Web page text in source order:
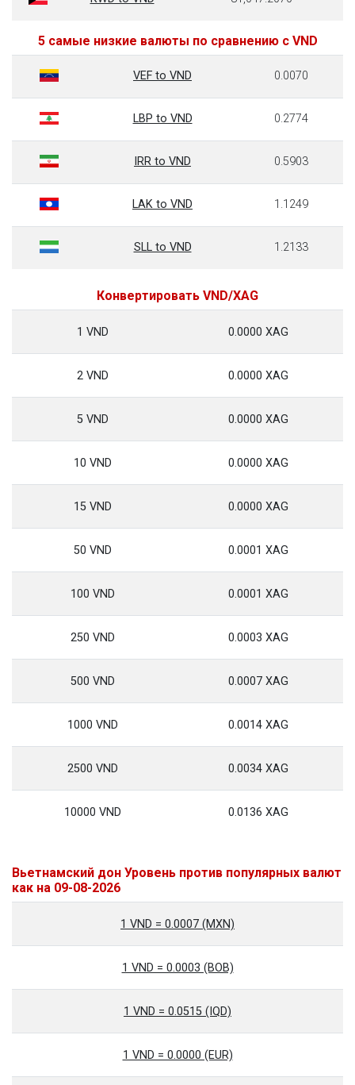
5 самые низкие валюты по сравнению с VND
VEF to VND 0.0070
LBP to VND 0.2774
IRR to VND 0.5903
LAK to VND 1.1249
SLL to VND 1.2133
Конвертировать VND/XAG
1 VND 0.0000 XAG
2 VND 0.0000 XAG
5 VND 0.0000 XAG
10 VND 0.0000 XAG
15 VND 0.0000 XAG
50 VND 0.0001 XAG
100 VND 0.0001 XAG
250 VND 0.0003 XAG
500 VND 0.0007 XAG
1000 VND 0.0014 XAG
2500 VND 0.0034 XAG
10000 VND 0.0136 XAG
Вьетнамский дон Уровень против популярных валют
как на 09-08-2026
1 VND = 0.0007 (MXN)
1 VND = 0.0003 (BOB)
1 VND = 0.0515 (IQD)
1 VND = 0.0000 (EUR)